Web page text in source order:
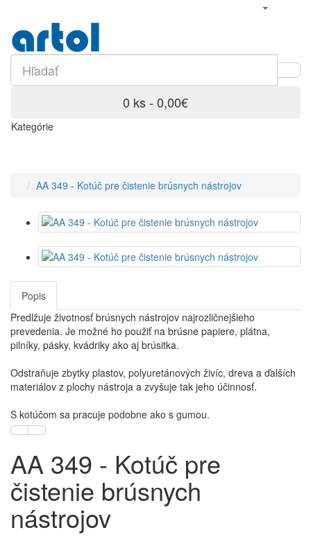
0 ks - 0,00€
Kategórie
AA 349 - Kotúč pre čistenie brúsnych nástrojov
Popis
Predlžuje životnosť brúsnych nástrojov najrozličnejšieho
prevedenia. Je možné ho použiť na brúsne papiere, plátna,
pilníky, pásky, kvádriky ako aj brúsitka.
Odstraňuje zbytky plastov, polyuretánových živíc, dreva a ďalších
materiálov z plochy nástroja a zvyšuje tak jeho účinnosť.
S kotúčom sa pracuje podobne ako s gumou.
AA 349 - Kotúč pre
čistenie brúsnych
nástrojov